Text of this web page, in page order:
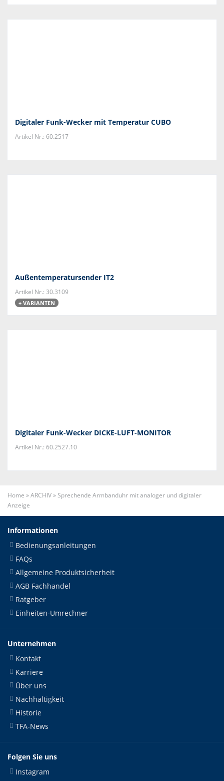
Digitaler Funk-Wecker mit Temperatur CUBO
Artikel Nr.: 60.2517
Außentemperatursender IT2
Artikel Nr.: 30.3109
+ VARIANTEN
Digitaler Funk-Wecker DICKE-LUFT-MONITOR
Artikel Nr.: 60.2527.10
Home »ARCHIV»Sprechende Armbanduhr mit analoger und digitaler
Anzeige
Informationen
Bedienungsanleitungen
FAQs
Allgemeine Produktsicherheit
AGB Fachhandel
Ratgeber
Einheiten-Umrechner
Unternehmen
Kontakt
Karriere
Über uns
Nachhaltigkeit
Historie
TFA-News
Folgen Sie uns
Instagram